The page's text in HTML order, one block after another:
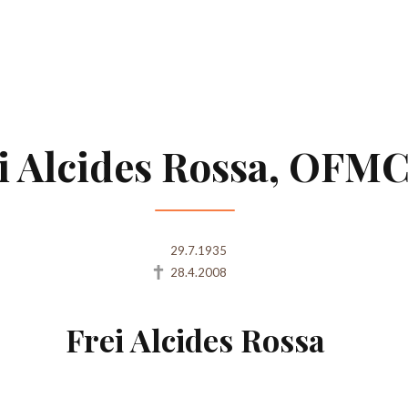
Alcides Rossa,
29.7.1935
28.4.2008
Frei Alcides Rossa